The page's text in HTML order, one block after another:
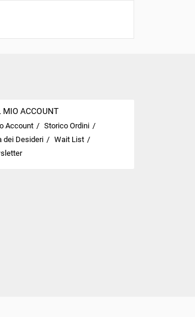
ACCOUNT
Account
Storico Ordini
dei Desideri
Wait List